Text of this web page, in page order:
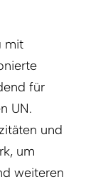
mit
für
UN.
und
um
weiteren